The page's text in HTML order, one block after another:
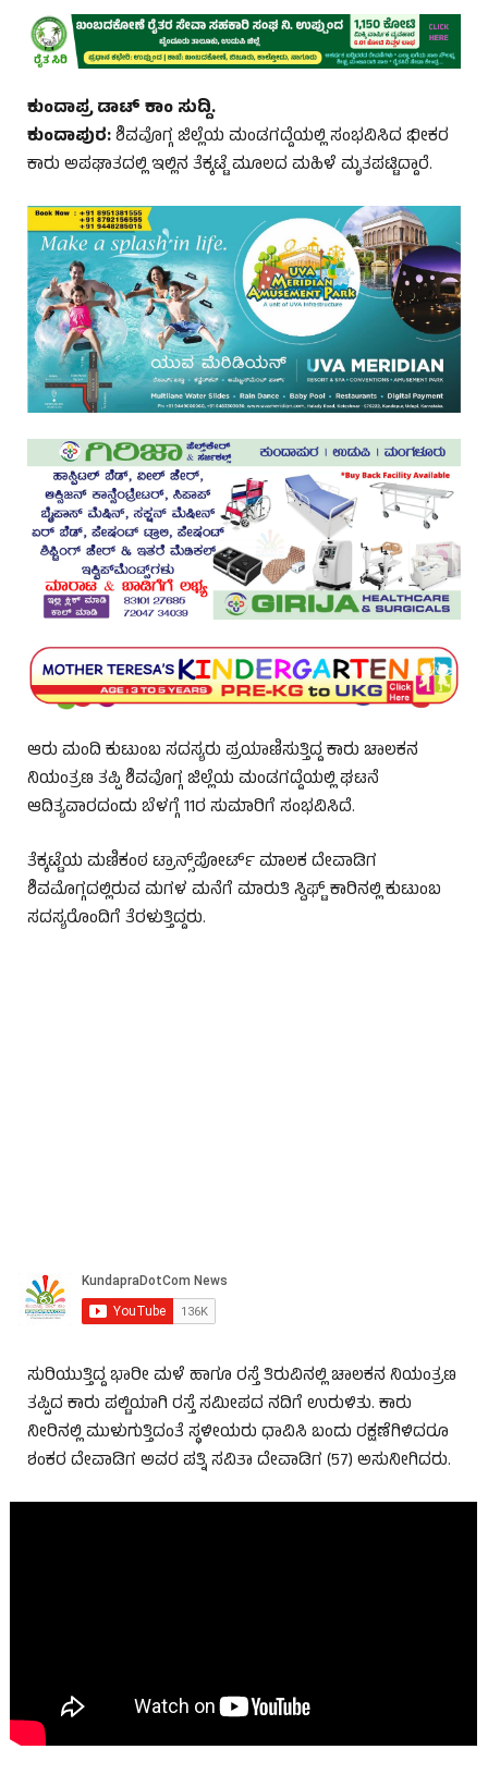
ಕುಂದಾಪ್ರ ಡಾಟ್‌ ಕಾಂ ಸುದ್ದಿ.
ಕುಂದಾಪುರ:ಶಿವವೊಗ್ಗ ಜಿಲ್ಲೆಯ ಮಂಡಗದ್ದೆಯಲ್ಲಿ ಸಂಭವಿಸಿದ ಭೀಕರ
ಕಾರು ಅಪಘಾತದಲ್ಲಿ ಇಲ್ಲಿನ ತೆಕ್ಕಟ್ಟೆ ಮೂಲದ ಮಹಿಳೆ ಮೃತಪಟ್ಟಿದ್ದಾರೆ.
ಆರು ಮಂದಿ ಕುಟುಂಬ ಸದಸ್ಯರು ಪ್ರಯಾಣಿಸುತ್ತಿದ್ದ ಕಾರು ಚಾಲಕನ
ನಿಯಂತ್ರಣ ತಪ್ಪಿ ಶಿವವೊಗ್ಗ ಜಿಲ್ಲೆಯ ಮಂಡಗದ್ದೆಯಲ್ಲಿ ಘಟನೆ
ಆದಿತ್ಯವಾರದಂದು ಬೆಳಗ್ಗೆ 11ರ ಸುಮಾರಿಗೆ ಸಂಭವಿಸಿದೆ.
ತೆಕ್ಕಟ್ಟೆಯ ಮಣಿಕಂಠ ಟ್ರಾನ್ಸ್‌ಪೋರ್ಟ್ ಮಾಲಕ ದೇವಾಡಿಗ
ಶಿವಮೊಗ್ಗದಲ್ಲಿರುವ ಮಗಳ ಮನೆಗೆ ಮಾರುತಿ ಸ್ವಿಫ್ಟ್ ಕಾರಿನಲ್ಲಿ ಕುಟುಂಬ
ಸದಸ್ಯರೊಂದಿಗೆ ತೆರಳುತ್ತಿದ್ದರು.
ಸುರಿಯುತ್ತಿದ್ದ ಭಾರೀ ಮಳೆ ಹಾಗೂ ರಸ್ತೆ ತಿರುವಿನಲ್ಲಿ ಚಾಲಕನ ನಿಯಂತ್ರಣ
ತಪ್ಪಿದ ಕಾರು ಪಲ್ಟಿಯಾಗಿ ರಸ್ತೆ ಸಮೀಪದ ನದಿಗೆ ಉರುಳಿತು. ಕಾರು
ನೀರಿನಲ್ಲಿ ಮುಳುಗುತ್ತಿದಂತೆ ಸ್ಥಳೀಯರು ಧಾವಿಸಿ ಬಂದು ರಕ್ಷಣೆಗಿಳಿದರೂ
ಶಂಕರ ದೇವಾಡಿಗ ಅವರ ಪತ್ನಿ ಸವಿತಾ ದೇವಾಡಿಗ (57) ಅಸುನೀಗಿದರು.